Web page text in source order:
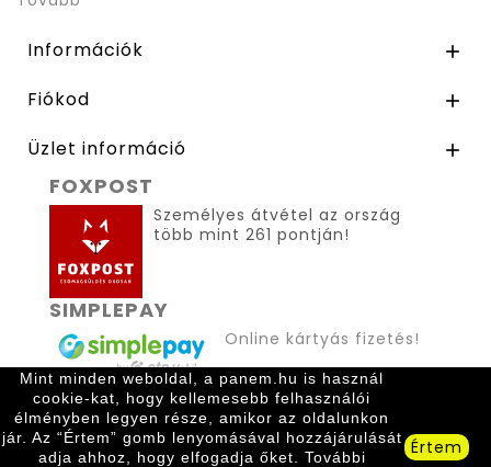
Információk 
Fiókod 
Üzlet információ 
FOXPOST
Személyes átvétel az ország
több mint 261 pontján!
SIMPLEPAY
Online kártyás fizetés!
Mint minden weboldal, a panem.hu is használ
cookie-kat, hogy kellemesebb felhasználói
élményben legyen része, amikor az oldalunkon
jár. Az “Értem” gomb lenyomásával hozzájárulását
adja ahhoz, hogy elfogadja őket. További
Értem